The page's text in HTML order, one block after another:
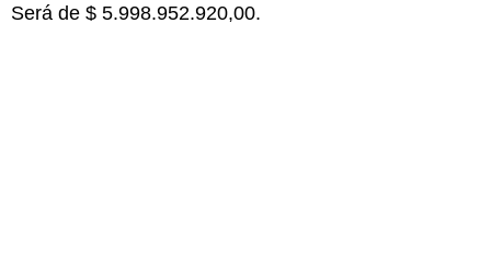
Será de $ 5.998.952.920,00.